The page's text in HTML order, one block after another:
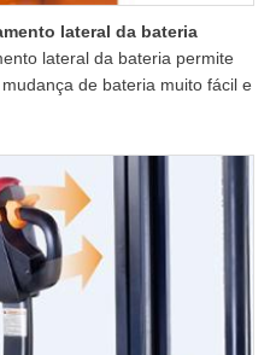
lateral da bateria
lateral da bateria permite
de bateria muito fácil e